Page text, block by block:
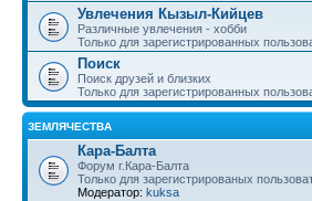
Увлечения Кызыл-Кийцев
Различные увлечения - хобби
Только для зарегистрированных
Поиск
Поиск друзей и близких
Только для зарегистрированных
ЗЕМЛЯЧЕСТВА
Кара-Балта
Форум г.Кара-Балта
Только для зарегистрированых
Модератор: kuksa